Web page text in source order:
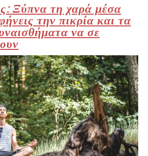
Ξύπνα τη χαρά μέσα
την πικρία και τα
να σε